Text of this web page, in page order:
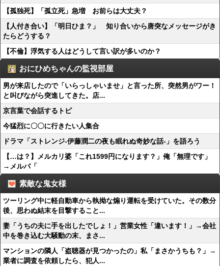
【孤独死】「孤立死」急増 お前らは大丈夫？
【人付き合い】「明日ひま？」 知り合いから唐突なメッセージがき
たらどうする？
【不倫】浮気する人はどうして言い訳が多いのか？
おにひめちゃんの監視部屋
男が来店したので「いらっしゃいませ」と言った所、突然男がワー！
と叫びながら突進してきた。店...
京言葉で会話するトピ
今猛烈に〇〇に行きたい人集合
ドラマ「ストレンジ-伊藤潤二の夜も眠れぬ奇妙な話-」を語ろう
【…は？】メルカリ婆「これ1599円になります？」俺「無理です」
→メルバ「
素敵な鬼女様
ツーリング中に軽自動車から執拗な煽り運転を受けていた。その数分
後、思わぬ結末を目撃すること...
妻「うちの夫に手を出したでしょ！」営業女性「違います！」→会社
中を巻き込む大騒動の末、まさ...
マンションの隣人「盗聴器が見つかったの」私「まさかうちも？」→
業者に調査を依頼したら、犯人...